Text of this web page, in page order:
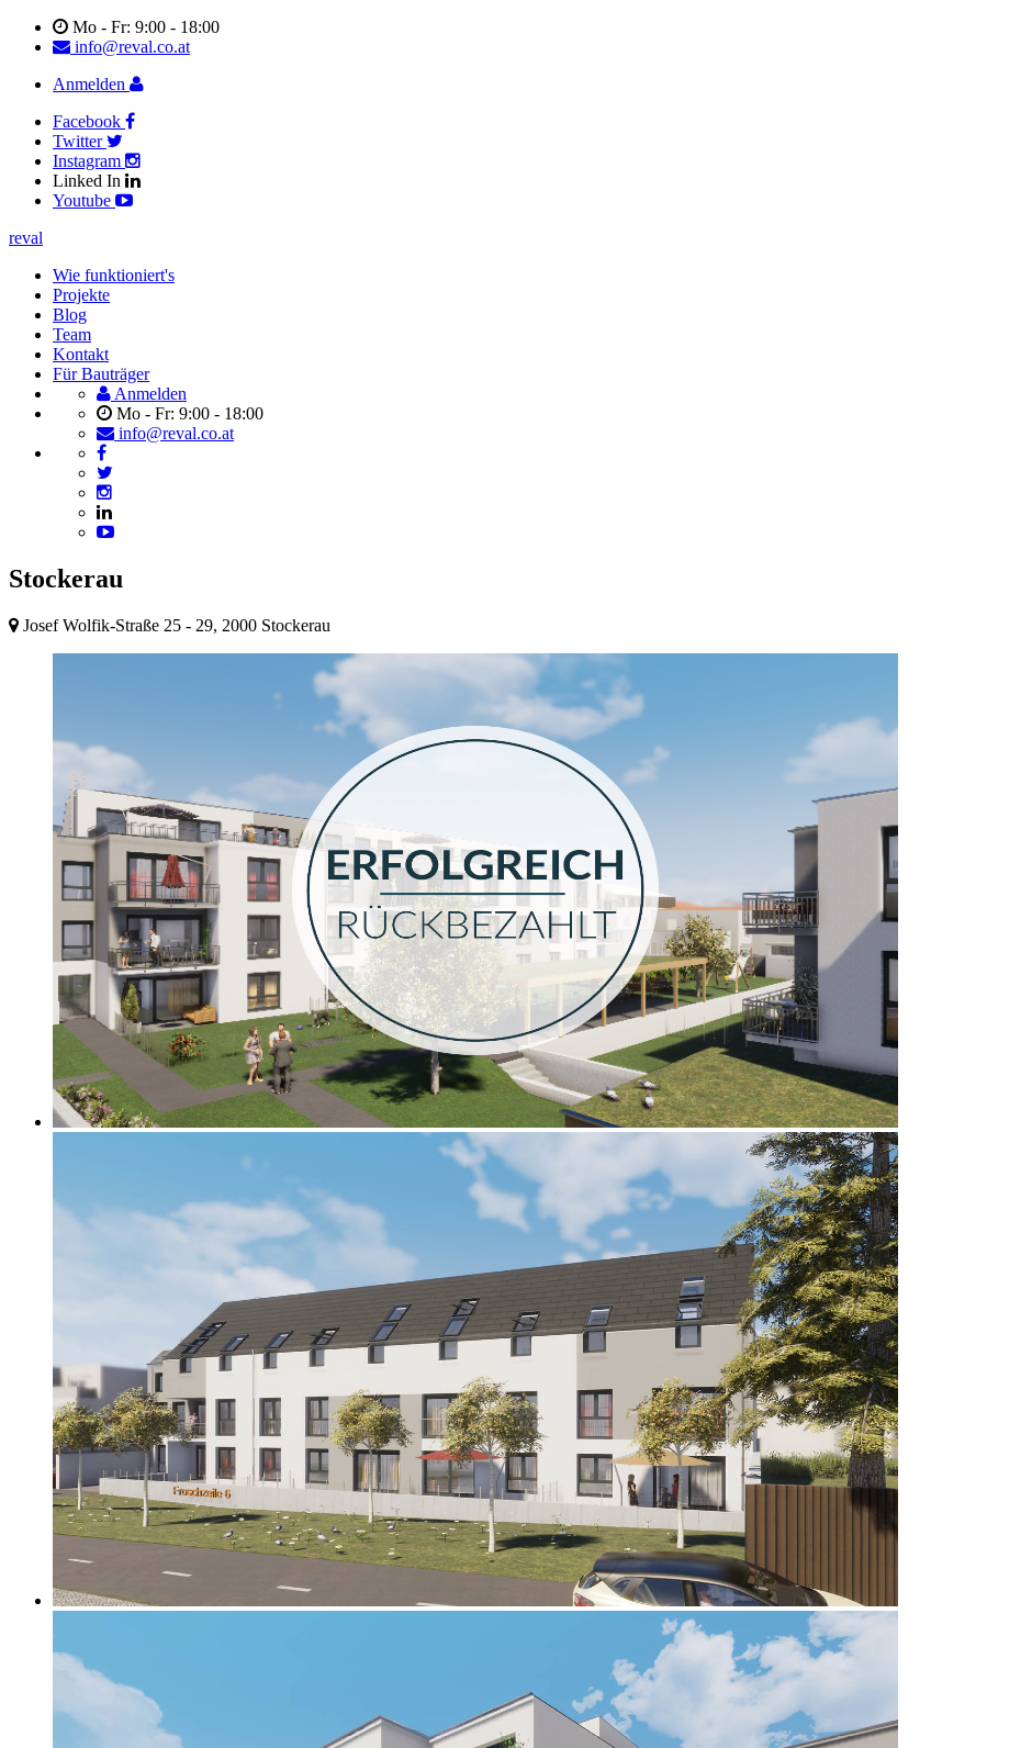
Mo - Fr: 9:00 - 18:00
info@reval.co.at
Anmelden
Facebook
Twitter
Instagram
Linked In
Youtube
reval
Wie funktioniert's
Projekte
Blog
Team
Kontakt
Für Bauträger
Anmelden
Mo - Fr: 9:00 - 18:00
info@reval.co.at
Stockerau
Josef Wolfik-Straße 25 - 29, 2000 Stockerau